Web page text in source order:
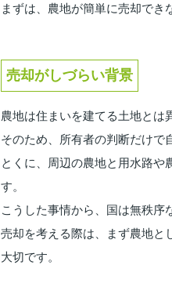
まずは、農地が簡単に売却でき
売却がしづらい背景
農地は住まいを建てる土地とは
そのため、所有者の判断だけで
とくに、周辺の農地と用水路や
す。
こうした事情から、国は無秩序
売却を考える際は、まず農地と
大切です。